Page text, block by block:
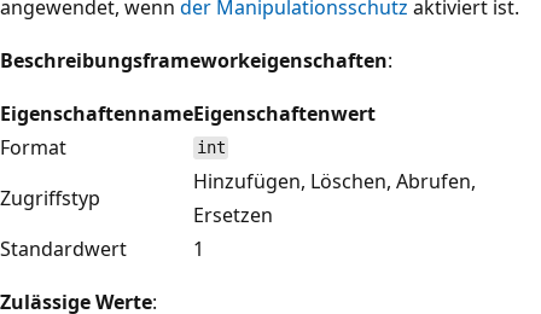
angewendet, wenn der Manipulationsschutz aktiviert ist.
Beschreibungsframeworkeigenschaften:
EigenschaftennameEigenschaftenwert
Format
int
Zugriffstyp
Hinzufügen, Löschen, Abrufen,
Ersetzen
Standardwert
1
Zulässige Werte: